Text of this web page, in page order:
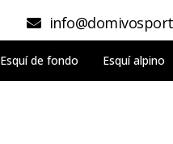
Esquí de fondo Esquí alpino